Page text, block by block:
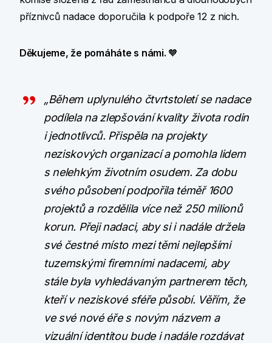
příznivců nadace doporučila k podpoře 12 z nich.
Děkujeme, že pomáháte s námi. 🧡
„Během uplynulého čtvrtstoletí se nadace
podílela na zlepšování kvality života rodin
i jednotlivců. Přispěla na projekty
neziskových organizací a pomohla lidem
s nelehkým životním osudem. Za dobu
svého působení podpořila téměř 1600
projektů a rozdělila více než 250 milionů
korun. Přeji nadaci, aby si i nadále držela
své čestné místo mezi těmi nejlepšími
tuzemskými firemními nadacemi, aby
stále byla vyhledávaným partnerem těch,
kteří v neziskové sféře působí. Věřím, že
ve své nové éře s novým názvem a
vizuální identitou bude i nadále rozdávat